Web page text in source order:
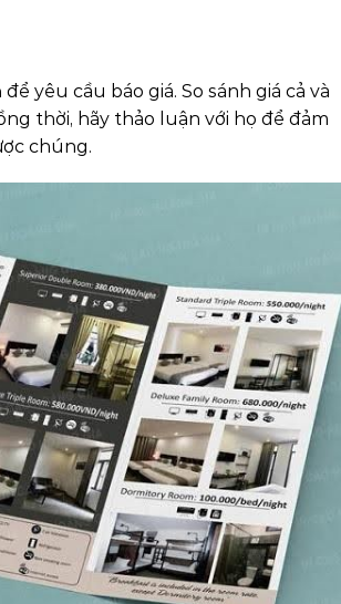
để yêu cầu báo giá. So sánh giá cả và
thời, hãy thảo luận với họ để đảm
chúng.